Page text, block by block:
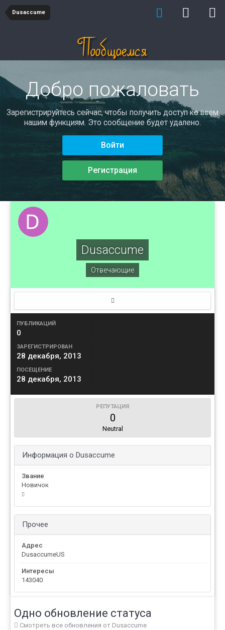
Dusaccume
Добро пожаловать
Зарегистрируйтесь сейчас, чтобы получить доступ ко всем
нашим функциям. Это сообщение будет удалено.
Войти
Регистрация
Dusaccume
Отвечающие
ПУБЛИКАЦИЙ
0
ЗАРЕГИСТРИРОВАН
28 декабря, 2013
ПОСЕЩЕНИЕ
28 декабря, 2013
РЕПУТАЦИЯ
0
Neutral
Информация о Dusaccume
Звание
Новичок
Прочее
Адрес
DusaccumeUS
Интересы
143040
Одно обновление статуса
Смотреть все обновления от Dusaccume